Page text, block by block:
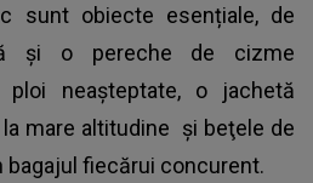
sunt obiecte esențiale, de
și o pereche de cizme
ploi neașteptate, o jachetă
mare altitudine şi beţele de
fiecărui concurent.